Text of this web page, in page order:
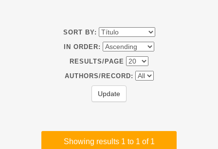
SORT BY:
IN ORDER:
RESULTS/PAGE
AUTHORS/RECORD:
Showing results 1 to 1 of 1